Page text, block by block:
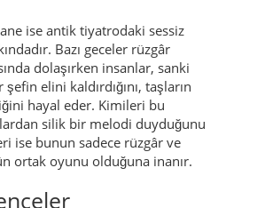
ise antik tiyatrodaki sessiz
Bazı geceler rüzgâr
dolaşırken insanlar, sanki
elini kaldırdığını, taşların
hayal eder. Kimileri bu
silik bir melodi duyduğunu
ise bunun sadece rüzgâr ve
ortak oyunu olduğuna inanır.